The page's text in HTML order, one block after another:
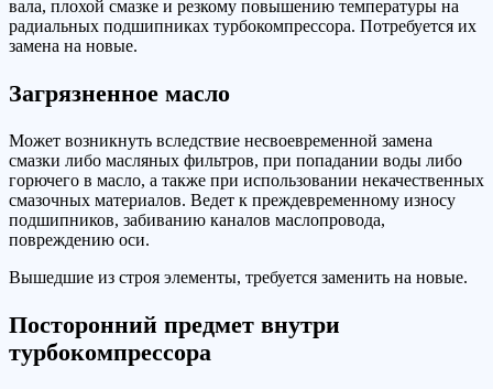
вала, плохой смазке и резкому повышению температуры на
радиальных подшипниках турбокомпрессора. Потребуется их
замена на новые.
Загрязненное масло
Может возникнуть вследствие несвоевременной замена
смазки либо масляных фильтров, при попадании воды либо
горючего в масло, а также при использовании некачественных
смазочных материалов. Ведет к преждевременному износу
подшипников, забиванию каналов маслопровода,
повреждению оси.
Вышедшие из строя элементы, требуется заменить на новые.
Посторонний предмет внутри
турбокомпрессора